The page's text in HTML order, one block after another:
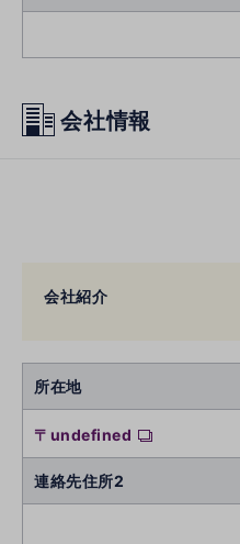
会社情報
会社紹介
所在地
〒undefined
連絡先住所2